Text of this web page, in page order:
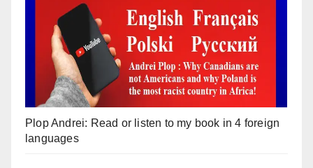
Plop Andrei: Read or listen to my book in 4 foreign
languages